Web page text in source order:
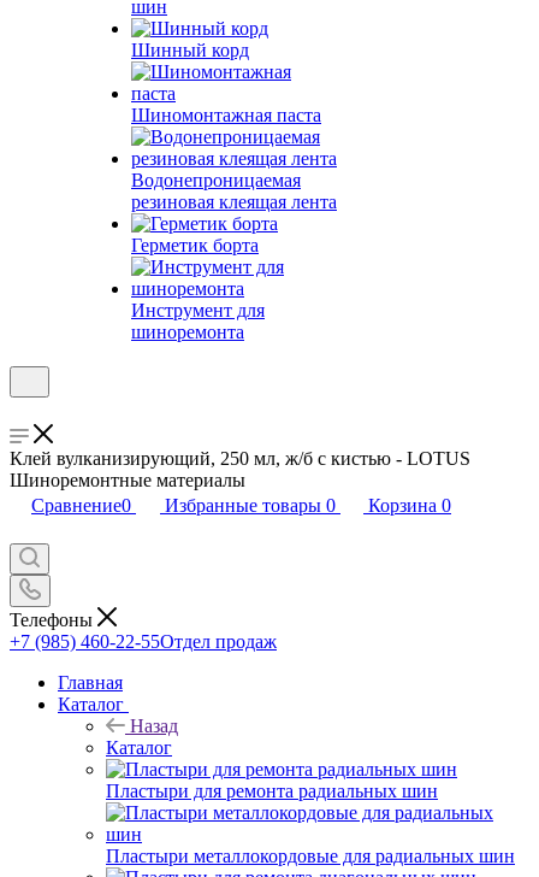
шин
Шинный корд
Шиномонтажная паста
Водонепроницаемая
резиновая клеящая лента
Герметик борта
Инструмент для
шиноремонта
Клей вулканизирующий, 250 мл, ж/б с кистью - LOTUS
Шиноремонтные материалы
Сравнение0 Избранные товары 0 Корзина 0
Телефоны
+7 (985) 460-22-55Отдел продаж
Главная
Каталог
Назад
Каталог
Пластыри для ремонта радиальных шин
Пластыри металлокордовые для радиальных шин